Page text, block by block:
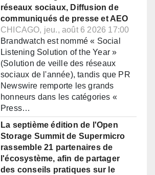
réseaux sociaux, Diffusion de
communiqués de presse et AEO
CHICAGO, jeu., août 6 2026 17:00
Brandwatch est nommé « Social
Listening Solution of the Year »
(Solution de veille des réseaux
sociaux de l'année), tandis que PR
Newswire remporte les grands
honneurs dans les catégories «
Press…
La septième édition de l'Open
Storage Summit de Supermicro
rassemble 21 partenaires de
l'écosystème, afin de partager
des conseils pratiques sur le